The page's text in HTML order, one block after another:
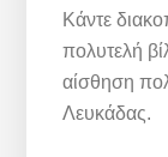
Κάντε
πολυτελή
αίσθηση
Λευκάδας.